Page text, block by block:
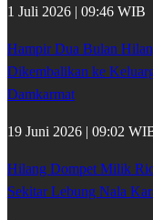
1 Juli 2026 | 09:46 WIB
Hampir Dua Bulan
Dikembalikan ke
Damkarmat
19 Juni 2026 | 09:02
Hilang Dompet Milik
Sekitar Lebung Nala